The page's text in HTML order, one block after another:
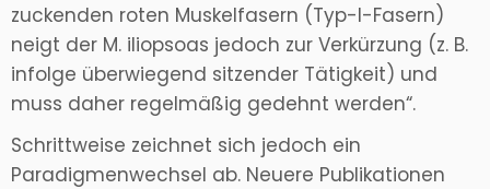
zuckenden roten Muskelfasern (Typ-I-Fasern)
neigt der M. iliopsoas jedoch zur Verkürzung (z. B.
infolge überwiegend sitzender Tätigkeit) und
muss daher regelmäßig gedehnt werden“.
Schrittweise zeichnet sich jedoch ein
Paradigmenwechsel ab. Neuere Publikationen